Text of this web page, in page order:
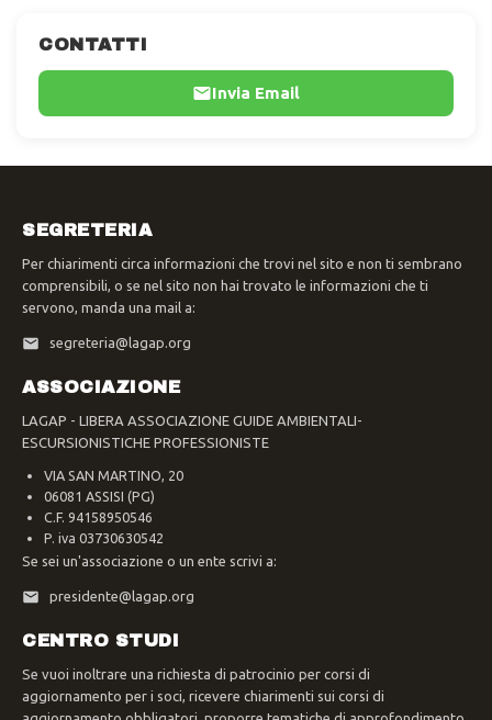
CONTATTI
Invia Email
SEGRETERIA
Per chiarimenti circa informazioni che trovi nel sito e non ti sembrano
comprensibili, o se nel sito non hai trovato le informazioni che ti
servono, manda una mail a:
segreteria@lagap.org
ASSOCIAZIONE
LAGAP - LIBERA ASSOCIAZIONE GUIDE AMBIENTALI-
ESCURSIONISTICHE PROFESSIONISTE
VIA SAN MARTINO, 20
06081 ASSISI (PG)
C.F. 94158950546
P. iva 03730630542
Se sei un'associazione o un ente scrivi a:
presidente@lagap.org
CENTRO STUDI
Se vuoi inoltrare una richiesta di patrocinio per corsi di
aggiornamento per i soci, ricevere chiarimenti sui corsi di